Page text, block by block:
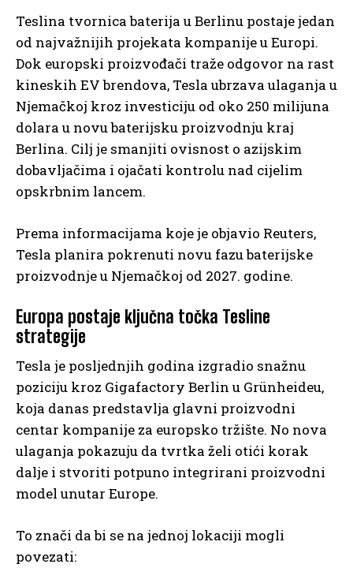
Teslina tvornica baterija u Berlinu postaje jedan
od najvažnijih projekata kompanije u Europi.
Dok europski proizvođači traže odgovor na rast
kineskih EV brendova, Tesla ubrzava ulaganja u
Njemačkoj kroz investiciju od oko 250 milijuna
dolara u novu baterijsku proizvodnju kraj
Berlina. Cilj je smanjiti ovisnost o azijskim
dobavljačima i ojačati kontrolu nad cijelim
opskrbnim lancem.
Prema informacijama koje je objavio Reuters,
Tesla planira pokrenuti novu fazu baterijske
proizvodnje u Njemačkoj od 2027. godine.
Europa postaje ključna točka Tesline
strategije
Tesla je posljednjih godina izgradio snažnu
poziciju kroz Gigafactory Berlin u Grünheideu,
koja danas predstavlja glavni proizvodni
centar kompanije za europsko tržište. No nova
ulaganja pokazuju da tvrtka želi otići korak
dalje i stvoriti potpuno integrirani proizvodni
model unutar Europe.
To znači da bi se na jednoj lokaciji mogli
povezati: